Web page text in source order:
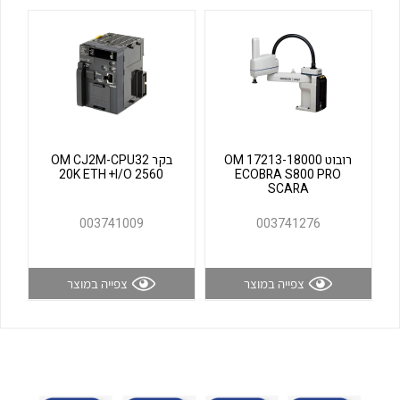
לכל מוצרי היצרן לכל מוצרי היצרן
רובוט OM 17213-18000
ECOBRA S800 PRO
SCARA
003741276
צפייה במוצר
בקר OM CJ2M-CPU32
20K ETH +I/O 2560
003741009
צפייה במוצר